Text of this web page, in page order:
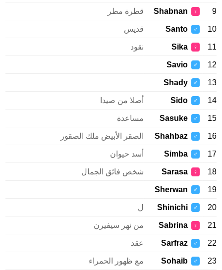
Shabnan قطرة مطر
♂
Santo قديس
♀
Sika نقود
♂
Savio
♂
Shady
♂
Sido أصلا من صيدا
♂
Sasuke مساعدة
♂
Shahbaz الصقر الأبيض ملك الصقور
♂
Simba أسد حيوان
♀
Sarasa شخص فائق الجمال
♂
Sherwan
♂
Shinichi
♀
Sabrina من نهر سيفيرن
♂
Sarfraz
♂
Sohaib مع ظهور الحمراء